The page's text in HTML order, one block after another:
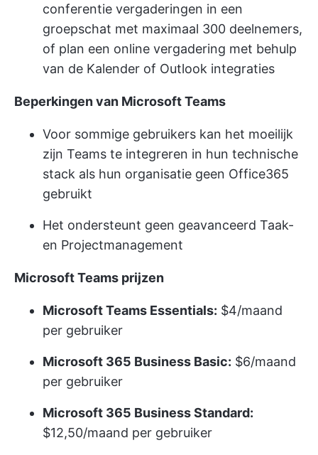
conferentie vergaderingen in een
groepschat met maximaal 300 deelnemers,
of plan een online vergadering met behulp
van de Kalender of Outlook integraties
Beperkingen van Microsoft Teams
Voor sommige gebruikers kan het moeilijk
zijn Teams te integreren in hun technische
stack als hun organisatie geen Office365
gebruikt
Het ondersteunt geen geavanceerd Taak-
en Projectmanagement
Microsoft Teams prijzen
Microsoft Teams Essentials: $4/maand
per gebruiker
Microsoft 365 Business Basic: $6/maand
per gebruiker
Microsoft 365 Business Standard:
$12,50/maand per gebruiker